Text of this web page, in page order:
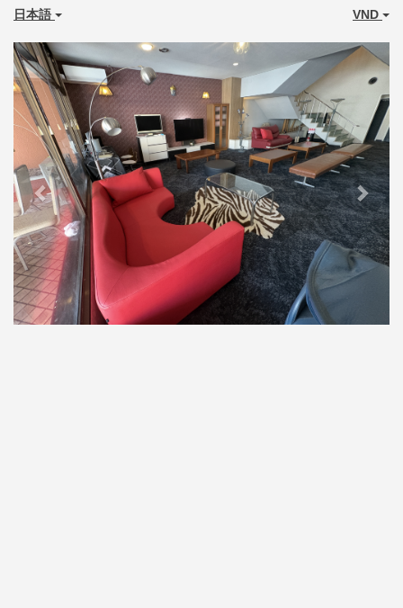
日本語 VND
Previous Next